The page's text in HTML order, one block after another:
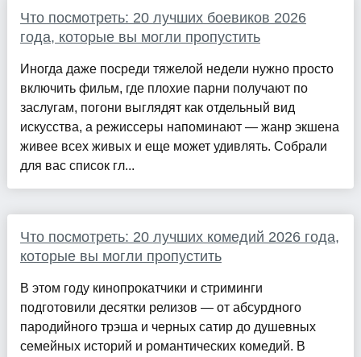
Что посмотреть: 20 лучших боевиков 2026
года, которые вы могли пропустить
Иногда даже посреди тяжелой недели нужно просто
включить фильм, где плохие парни получают по
заслугам, погони выглядят как отдельный вид
искусства, а режиссеры напоминают — жанр экшена
живее всех живых и еще может удивлять. Собрали
для вас список гл...
Что посмотреть: 20 лучших комедий 2026 года,
которые вы могли пропустить
В этом году кинопрокатчики и стриминги
подготовили десятки релизов — от абсурдного
пародийного трэша и черных сатир до душевных
семейных историй и романтических комедий. В